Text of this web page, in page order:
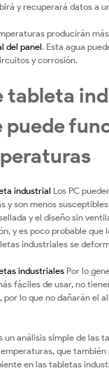
y recuperará datos a
producirán
del panel. Esta agua
y corrosión.
tableta
industrial Los PC
y son menos
y el diseño sin
y es poco probable que
industriales se
industriales Por lo
fáciles de usar, no
por lo que no dañarán el
un análisis simple de las
que también
en las tabletas